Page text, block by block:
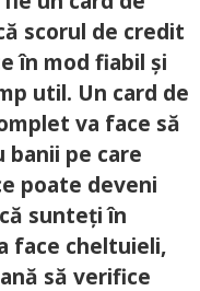
scorul de credit
în mod fiabil și
util. Un card de
va face să
pe care
poate deveni
sunteți în
face cheltuieli,
să verifice